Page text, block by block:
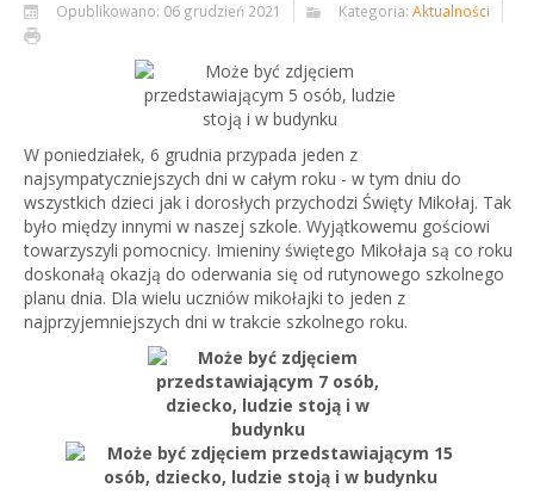
Opublikowano: 06 grudzień 2021 Kategoria: Aktualności
W poniedziałek, 6 grudnia przypada jeden z
najsympatyczniejszych dni w całym roku - w tym dniu do
wszystkich dzieci jak i dorosłych przychodzi Święty Mikołaj. Tak
było między innymi w naszej szkole. Wyjątkowemu gościowi
towarzyszyli pomocnicy. Imieniny świętego Mikołaja są co roku
doskonałą okazją do oderwania się od rutynowego szkolnego
planu dnia. Dla wielu uczniów mikołajki to jeden z
najprzyjemniejszych dni w trakcie szkolnego roku.